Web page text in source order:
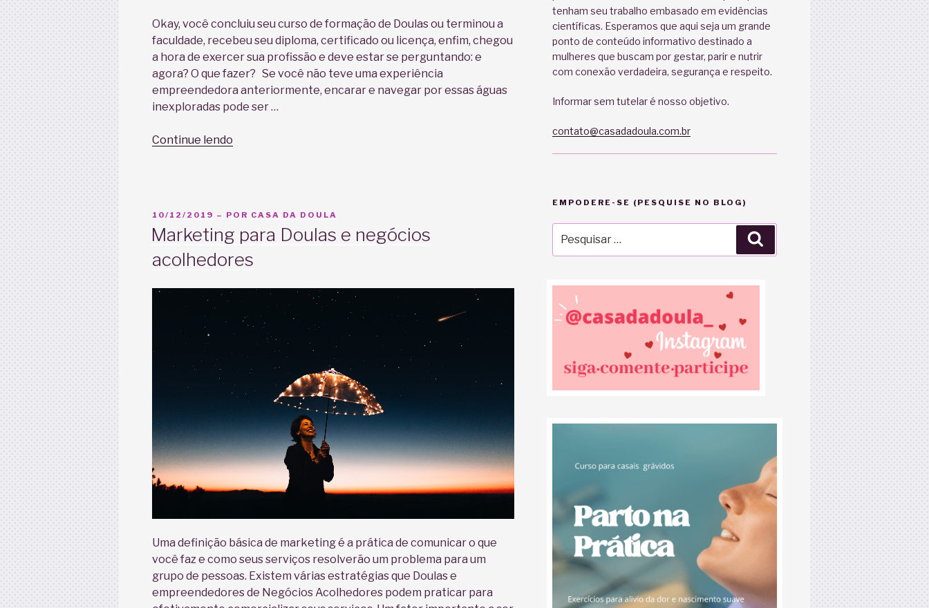
Okay, você concluiu seu curso de formação de Doulas ou terminou a
faculdade, recebeu seu diploma, certificado ou licença, enfim, chegou
a hora de exercer sua profissão e deve estar se perguntando: e
agora? O que fazer? Se você não teve uma experiência
empreendedora anteriormente, encarar e navegar por essas águas
inexploradas pode ser …
Continue lendo
PUBLICADO
10/12/2019 – POR CASA DA DOULA
Marketing para Doulas e negócios
acolhedores
Uma definição básica de marketing é a prática de comunicar o que
você faz e como seus serviços resolverão um problema para um
grupo de pessoas. Existem várias estratégias que Doulas e
empreendedores de Negócios Acolhedores podem praticar para
tenham seu trabalho embasado em evidências
científicas. Esperamos que aqui seja um grande
ponto de conteúdo informativo destinado a
mulheres que buscam por gestar, parir e nutrir
com conexão verdadeira, segurança e respeito.
Informar sem tutelar é nosso objetivo.
contato@casadadoula.com.br
EMPODERE-SE (PESQUISE NO BLOG)
por: